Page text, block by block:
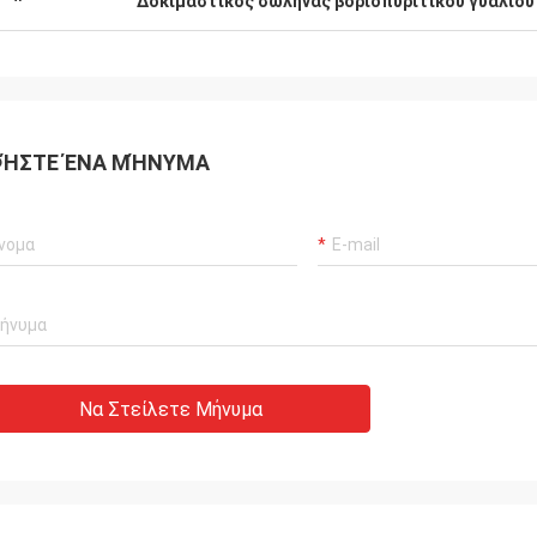
ΈΝΑ ΜΉΝΥΜΑ
Να Στείλετε Μήνυμα